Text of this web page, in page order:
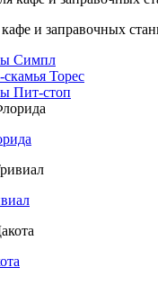
и заправочных
Симпл
Торес
Пит-стоп